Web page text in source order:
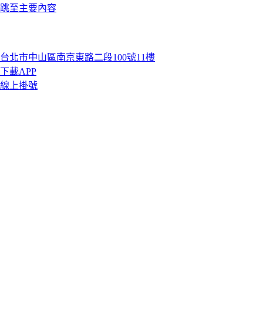
跳至主要內容
台北市中山區南京東路二段100號11樓
下載APP
線上掛號